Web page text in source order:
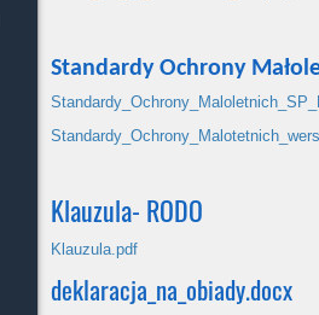
Standardy Ochrony
Klauzula- RODO
Klauzula.pdf
deklaracja_na_obiady.docx